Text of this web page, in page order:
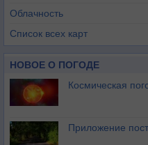
Облачность
Список всех карт
НОВОЕ О ПОГОДЕ
Космическая
Приложение